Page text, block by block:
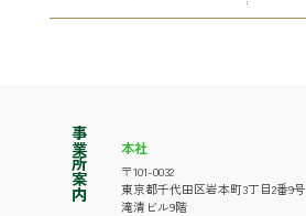
事業所案内 本社
〒101-0032
東京都千代田区岩本町3丁目2番9号
滝清ビル9階